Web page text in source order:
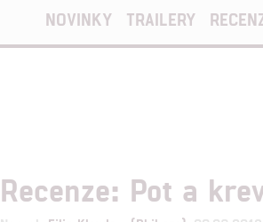
NOVINKY TRAILERY
Recenze: Pot a